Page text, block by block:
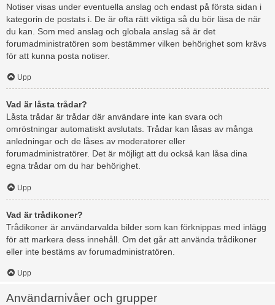
Notiser visas under eventuella anslag och endast på första sidan i
kategorin de postats i. De är ofta rätt viktiga så du bör läsa de när
du kan. Som med anslag och globala anslag så är det
forumadministratören som bestämmer vilken behörighet som krävs
för att kunna posta notiser.
Upp
Vad är låsta trådar?
Låsta trådar är trådar där användare inte kan svara och
omröstningar automatiskt avslutats. Trådar kan låsas av många
anledningar och de låses av moderatorer eller
forumadministratörer. Det är möjligt att du också kan låsa dina
egna trådar om du har behörighet.
Upp
Vad är trådikoner?
Trådikoner är användarvalda bilder som kan förknippas med inlägg
för att markera dess innehåll. Om det går att använda trådikoner
eller inte bestäms av forumadministratören.
Upp
Användarnivåer och grupper